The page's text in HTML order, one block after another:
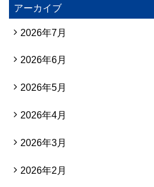
アーカイブ
2026年7月
2026年6月
2026年5月
2026年4月
2026年3月
2026年2月